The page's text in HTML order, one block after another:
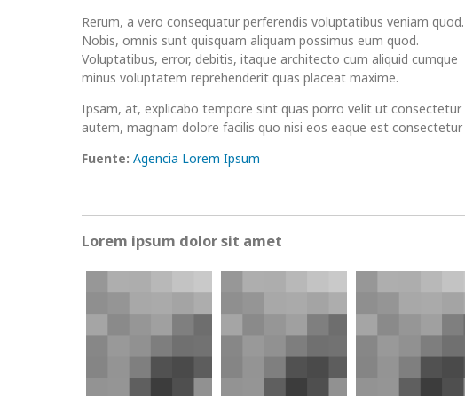
Rerum, a vero consequatur perferendis voluptatibus veniam quod.
Nobis, omnis sunt quisquam aliquam possimus eum quod.
Voluptatibus, error, debitis, itaque architecto cum aliquid cumque
minus voluptatem reprehenderit quas placeat maxime.
Ipsam, at, explicabo tempore sint quas porro velit ut
autem, magnam dolore facilis quo nisi eos eaque est
Fuente: Agencia Lorem Ipsum
Lorem ipsum dolor sit amet